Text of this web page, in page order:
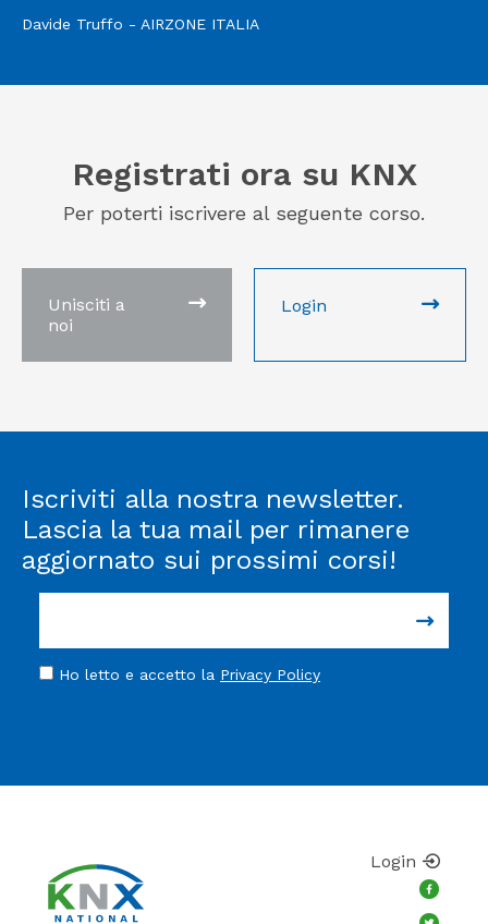
Davide Truffo - AIRZONE ITALIA
Registrati ora su KNX
Per poterti iscrivere al seguente corso.
Unisciti a
noi
Login
Iscriviti alla nostra newsletter.
Lascia la tua mail per rimanere
aggiornato sui prossimi corsi!
Ho letto e accetto la Privacy Policy
Login